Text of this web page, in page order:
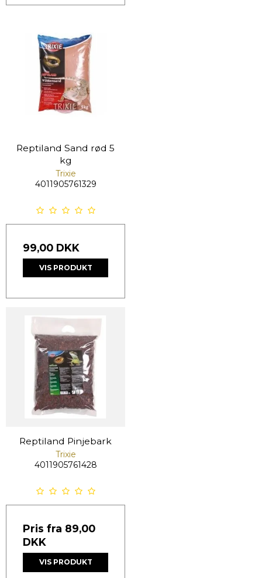
Reptiland Sand rød 5
kg
Trixie
4011905761329
99,00 DKK
VIS PRODUKT
Reptiland Pinjebark
Trixie
4011905761428
Pris fra 89,00
DKK
VIS PRODUKT